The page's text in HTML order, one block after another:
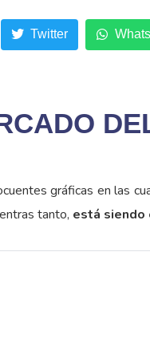
gráficas en las
tanto, está siendo
Twitter